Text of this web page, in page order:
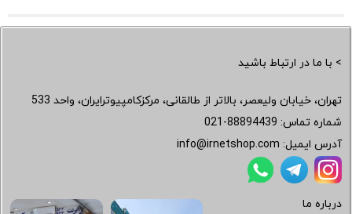
> با ما در ارتباط باشید
تهران، خیابان ولیعصر، بالاتر از طالقانی، مرکزکامپیوترایران، واحد 533
شماره تماس: 021-88894439
آدرس ایمیل: info@irnetshop.com
درباره ما